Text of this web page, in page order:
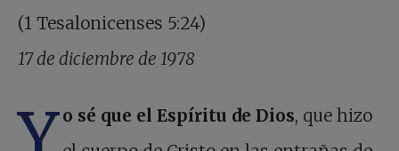
(1 Tesalonicenses 5:24)
17 de diciembre de 1978
o sé que el Espíritu de Dios, que hizo